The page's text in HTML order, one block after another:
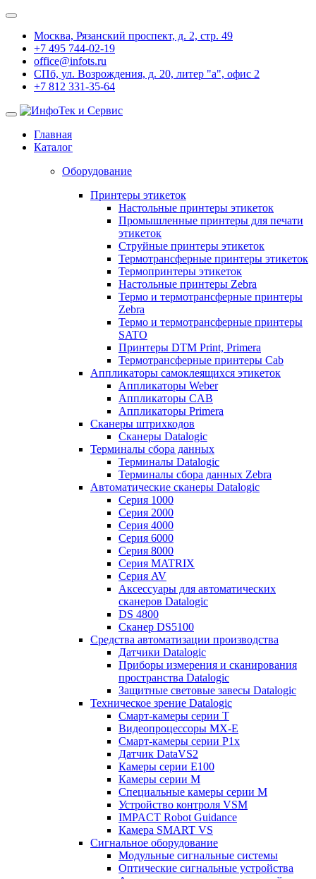
Москва, Рязанский проспект, д. 2, стр. 49
+7 495 744-02-19
office@infots.ru
СПб, ул. Возрождения, д. 20, литер "a", офис 2
+7 812 331-35-64
Главная
Каталог
Оборудование
Принтеры этикеток
Настольные принтеры этикеток
Промышленные принтеры для печати
этикеток
Струйные принтеры этикеток
Термотрансферные принтеры этикеток
Термопринтеры этикеток
Настольные принтеры Zebra
Термо и термотрансферные принтеры
Zebra
Термо и термотрансферные принтеры
SATO
Принтеры DTM Print, Primera
Термотрансферные принтеры Cab
Аппликаторы самоклеящихся этикеток
Аппликаторы Weber
Аппликаторы CAB
Аппликаторы Primera
Сканеры штрихкодов
Сканеры Datalogic
Терминалы сбора данных
Терминалы Datalogic
Терминалы сбора данных Zebra
Автоматические сканеры Datalogic
Серия 1000
Серия 2000
Серия 4000
Серия 6000
Серия 8000
Серия MATRIX
Серия AV
Аксессуары для автоматических
сканеров Datalogic
DS 4800
Сканер DS5100
Средства автоматизации производства
Датчики Datalogic
Приборы измерения и сканирования
пространства Datalogic
Защитные световые завесы Datalogic
Техническое зрение Datalogic
Смарт-камеры серии T
Видеопроцессоры MX-E
Смарт-камеры серии P1x
Датчик DataVS2
Камеры серии E100
Камеры серии M
Специальные камеры серии M
Устройство контроля VSM
IMPACT Robot Guidance
Камера SMART VS
Cигнальное оборудование
Модульные сигнальные системы
Оптические сигнальные устройства